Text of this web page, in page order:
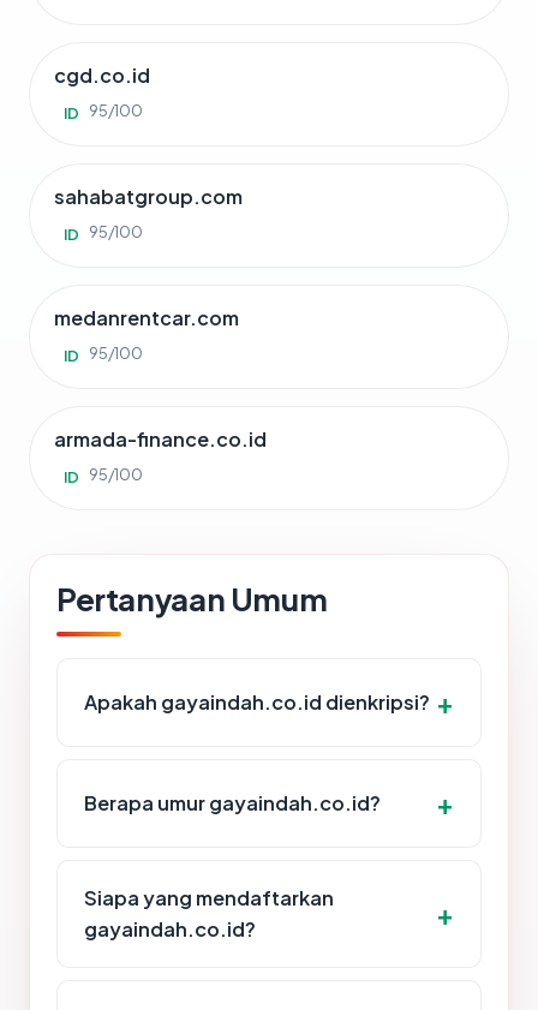
cgd.co.id
ID 95/100
sahabatgroup.com
ID 95/100
medanrentcar.com
ID 95/100
armada-finance.co.id
ID 95/100
Pertanyaan Umum
Apakah gayaindah.co.id dienkripsi?
Berapa umur gayaindah.co.id?
Siapa yang mendaftarkan
gayaindah.co.id?